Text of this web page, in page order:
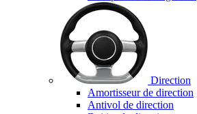
Direction
Amortisseur de direction
Antivol de direction